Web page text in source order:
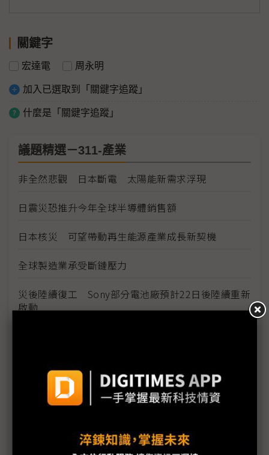
關鍵字
宏達電 周永明
加入已選取到「關鍵字追蹤」
什麼是「關鍵字追蹤」
議題精選－311-產業
非全然悲觀 日本斷電 太陽能新需求浮現
日震災恐推升今年全球半導體銷售額
日本核災 可望帶動再生能源產業成長新契機
全球製造業承受斷鏈壓力
災後陸續復工 Sony部分電池廠預計22日後陸續重新
啟動
零組件調度不易 Sony停工範圍另擴及非災區的東
海、九州5生產據點
東京電力分區計畫停電恐延長至2011年底
台積電不受日震影響 張忠謀稱行動晶片需求暢旺